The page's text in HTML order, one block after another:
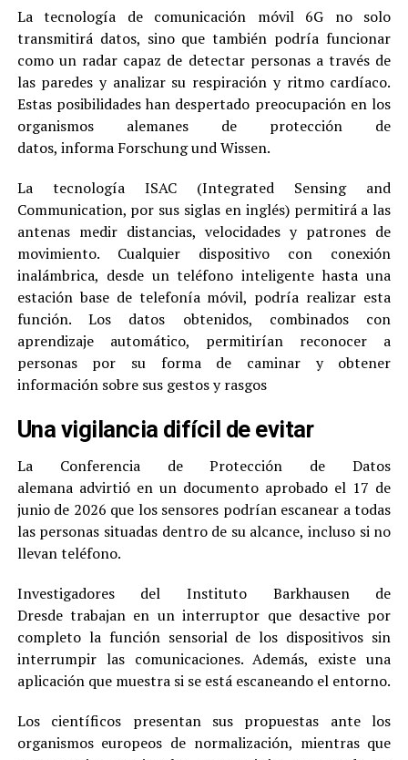
La tecnología de comunicación móvil 6G no solo
transmitirá datos, sino que también podría funcionar
como un radar capaz de detectar personas a través de
las paredes y analizar su respiración y ritmo cardíaco.
Estas posibilidades han despertado preocupación en los
organismos alemanes de protección de
datos, informa Forschung und Wissen.
La tecnología ISAC (Integrated Sensing and
Communication, por sus siglas en inglés) permitirá a las
antenas medir distancias, velocidades y patrones de
movimiento. Cualquier dispositivo con conexión
inalámbrica, desde un teléfono inteligente hasta una
estación base de telefonía móvil, podría realizar esta
función. Los datos obtenidos, combinados con
aprendizaje automático, permitirían reconocer a
personas por su forma de caminar y obtener
información sobre sus gestos y rasgos
Una vigilancia difícil de evitar
La Conferencia de Protección de Datos
alemana advirtió en un documento aprobado el 17 de
junio de 2026 que los sensores podrían escanear a todas
las personas situadas dentro de su alcance, incluso si no
llevan teléfono.
Investigadores del Instituto Barkhausen de
Dresde trabajan en un interruptor que desactive por
completo la función sensorial de los dispositivos sin
interrumpir las comunicaciones. Además, existe una
aplicación que muestra si se está escaneando el entorno.
Los científicos presentan sus propuestas ante los
organismos europeos de normalización, mientras que